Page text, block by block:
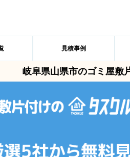
見積事例
岐阜県山県市のゴミ屋敷